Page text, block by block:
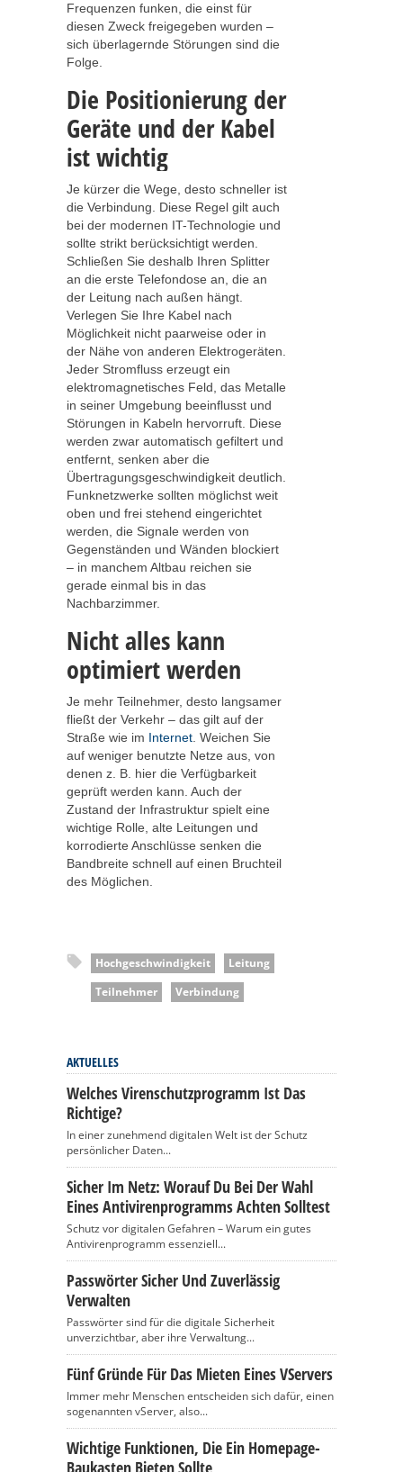
Frequenzen funken, die einst für
diesen Zweck freigegeben wurden –
sich überlagernde Störungen sind die
Folge.
Die Positionierung der
Geräte und der Kabel
ist wichtig
Je kürzer die Wege, desto schneller ist
die Verbindung. Diese Regel gilt auch
bei der modernen IT-Technologie und
sollte strikt berücksichtigt werden.
Schließen Sie deshalb Ihren Splitter
an die erste Telefondose an, die an
der Leitung nach außen hängt.
Verlegen Sie Ihre Kabel nach
Möglichkeit nicht paarweise oder in
der Nähe von anderen Elektrogeräten.
Jeder Stromfluss erzeugt ein
elektromagnetisches Feld, das Metalle
in seiner Umgebung beeinflusst und
Störungen in Kabeln hervorruft. Diese
werden zwar automatisch gefiltert und
entfernt, senken aber die
Übertragungsgeschwindigkeit deutlich.
Funknetzwerke sollten möglichst weit
oben und frei stehend eingerichtet
werden, die Signale werden von
Gegenständen und Wänden blockiert
– in manchem Altbau reichen sie
gerade einmal bis in das
Nachbarzimmer.
Nicht alles kann
optimiert werden
Je mehr Teilnehmer, desto langsamer
fließt der Verkehr – das gilt auf der
Straße wie im Internet. Weichen Sie
auf weniger benutzte Netze aus, von
denen z. B. hier die Verfügbarkeit
geprüft werden kann. Auch der
Zustand der Infrastruktur spielt eine
wichtige Rolle, alte Leitungen und
korrodierte Anschlüsse senken die
Bandbreite schnell auf einen Bruchteil
des Möglichen.
Hochgeschwindigkeit
Leitung
Teilnehmer
Verbindung
AKTUELLES
Welches Virenschutzprogramm Ist Das
Richtige?
In einer zunehmend digitalen Welt ist der Schutz
persönlicher Daten...
Sicher Im Netz: Worauf Du Bei Der Wahl
Eines Antivirenprogramms Achten Solltest
Schutz vor digitalen Gefahren – Warum ein gutes
Antivirenprogramm essenziell...
Passwörter Sicher Und Zuverlässig
Verwalten
Passwörter sind für die digitale Sicherheit
unverzichtbar, aber ihre Verwaltung...
Fünf Gründe Für Das Mieten Eines VServers
Immer mehr Menschen entscheiden sich dafür, einen
sogenannten vServer, also...
Wichtige Funktionen, Die Ein Homepage-